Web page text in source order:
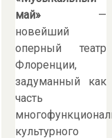
май» —
новейший
оперный театр
Флоренции,
задуманный как
часть
культурного